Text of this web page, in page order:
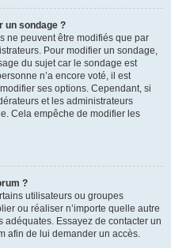
un sondage ?
ne peuvent être modifiés que par
Pour modifier un sondage,
du sujet car le sondage est
n’a encore voté, il est
ses options. Cependant, si
et les administrateurs
Cela empêche de modifier les
?
utilisateurs ou groupes
ou réaliser n’importe quelle autre
Essayez de contacter un
afin de lui demander un accès.